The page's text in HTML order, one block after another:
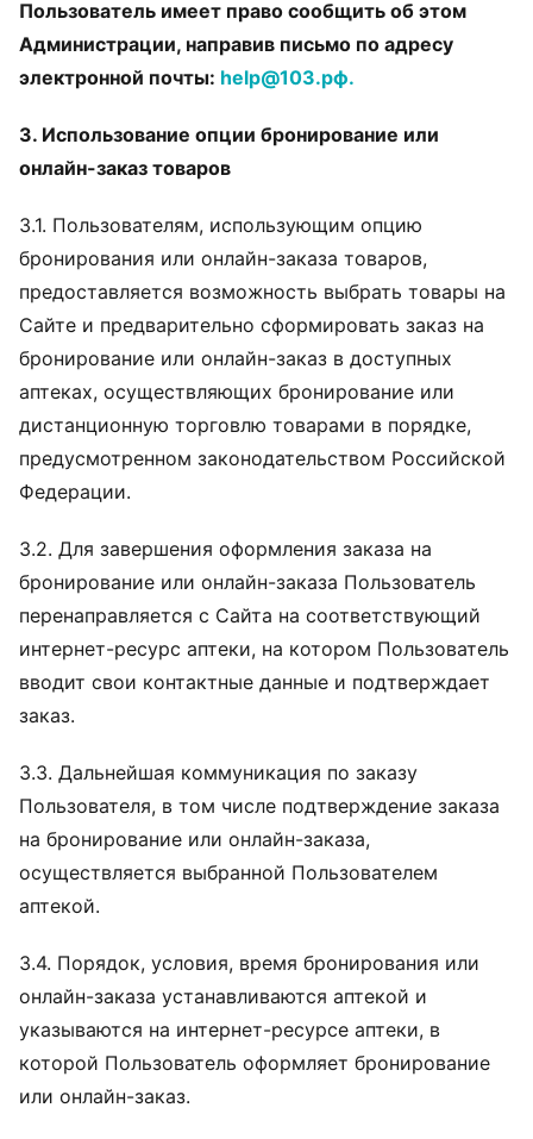
Пользователь имеет право сообщить об этом
Администрации, направив письмо по адресу
электронной почты: help@103.рф.
3. Использование опции бронирование или
онлайн-заказ товаров
3.1. Пользователям, использующим опцию
бронирования или онлайн-заказа товаров,
предоставляется возможность выбрать товары на
Сайте и предварительно сформировать заказ на
бронирование или онлайн-заказ в доступных
аптеках, осуществляющих бронирование или
дистанционную торговлю товарами в порядке,
предусмотренном законодательством Российской
Федерации.
3.2. Для завершения оформления заказа на
бронирование или онлайн-заказа Пользователь
перенаправляется с Сайта на соответствующий
интернет-ресурс аптеки, на котором Пользователь
вводит свои контактные данные и подтверждает
заказ.
3.3. Дальнейшая коммуникация по заказу
Пользователя, в том числе подтверждение заказа
на бронирование или онлайн-заказа,
осуществляется выбранной Пользователем
аптекой.
3.4. Порядок, условия, время бронирования или
онлайн-заказа устанавливаются аптекой и
указываются на интернет-ресурсе аптеки, в
которой Пользователь оформляет бронирование
или онлайн-заказ.